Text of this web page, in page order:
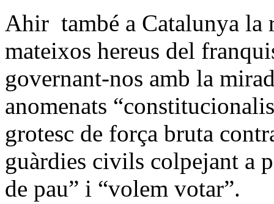
Ahir també a Catalunya la
mateixos hereus del
governant-nos amb la
anomenats
grotesc de força bruta
guàrdies civils colpejant a
de pau” i “volem votar”.